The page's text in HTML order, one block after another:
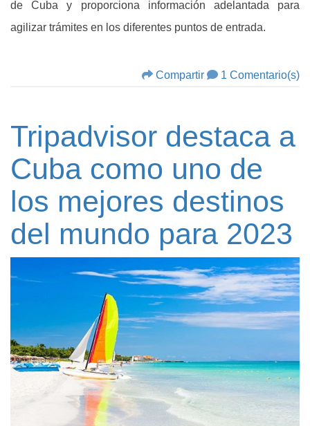
de Cuba y proporciona información adelantada para
agilizar trámites en los diferentes puntos de entrada.
Compartir 1 Comentario(s)
Tripadvisor destaca a
Cuba como uno de
los mejores destinos
del mundo para 2023